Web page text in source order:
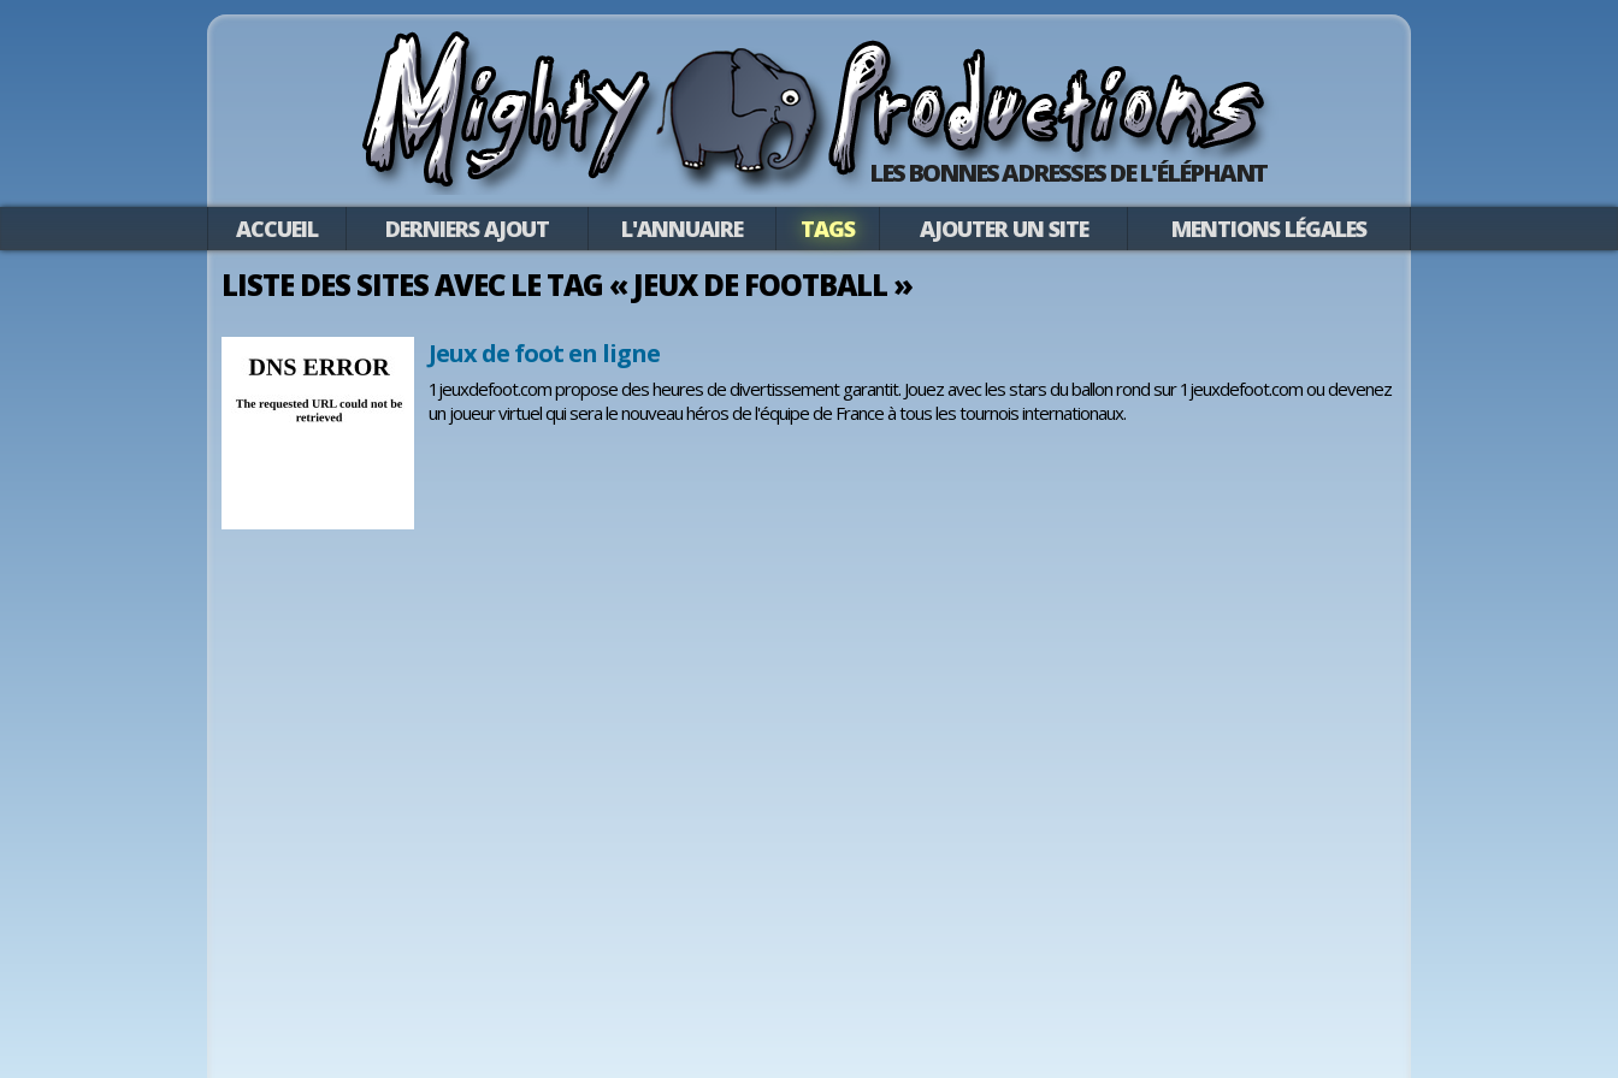
LES BONNES ADRESSES DE L'ÉLÉPHANT
ACCUEIL DERNIERS AJOUT L'ANNUAIRE TAGS AJOUTER UN SITE MENTIONS LÉGALES
LISTE DES SITES AVEC LE TAG « JEUX DE FOOTBALL »
Jeux de foot en ligne
1jeuxdefoot.com propose des heures de divertissement garantit. Jouez avec les stars du ballon rond sur 1jeuxdefoot.com ou devenez
un joueur virtuel qui sera le nouveau héros de l'équipe de France à tous les tournois internationaux.